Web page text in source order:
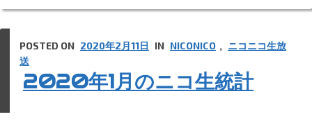
2020年1月のニコ生統計
POSTED ON 2020年2月11日 IN NICONICO , ニコニコ生放
送